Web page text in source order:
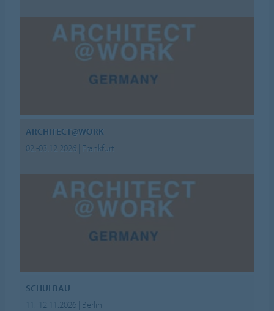
ARCHITECT@WORK
02.-03.12.2026 | Frankfurt
SCHULBAU
11.-12.11.2026 | Berlin